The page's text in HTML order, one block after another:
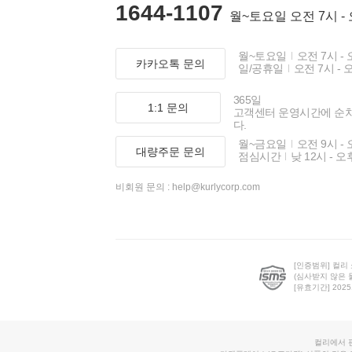
1644-1107 월~토요일 오전 7시 -
카카오톡 문의
월~토요일
오전 7시 -
일/공휴일
오전 7시 -
1:1 문의
365일
고객센터 운영시간에 순
다.
대량주문 문의
월~금요일
오전 9시 -
점심시간
낮 12시 - 오
비회원 문의 : help@kurlycorp.com
[인증범위] 컬리
(심사받지 않은
[유효기간]
컬리에서